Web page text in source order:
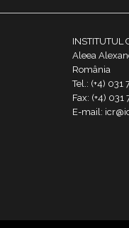
INSTITUTUL
Aleea
România
Tel.: (+4)
Fax: (+4)
E-mail: